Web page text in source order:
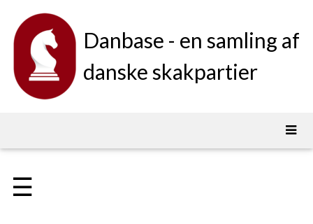
Danbase - en samling af
danske skakpartier
☰